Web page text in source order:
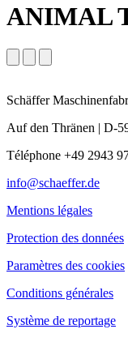
ANIMAL
Schäffer
Auf den Thränen | D-
Téléphone +49 2943
info@schaeffer.de
Mentions légales
Protection des données
Paramètres des cookies
Conditions générales
Système de reportage